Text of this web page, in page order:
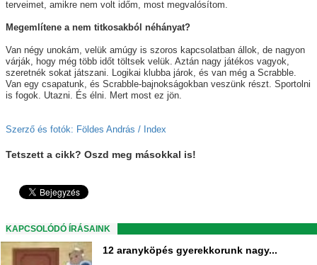
terveimet, amikre nem volt időm, most megvalósítom.
Megemlítene a nem titkosakból néhányat?
Van négy unokám, velük amúgy is szoros kapcsolatban állok, de nagyon
várják, hogy még több időt töltsek velük. Aztán nagy játékos vagyok,
szeretnék sokat játszani. Logikai klubba járok, és van még a Scrabble.
Van egy csapatunk, és Scrabble-bajnokságokban veszünk részt. Sportolni
is fogok. Utazni. És élni. Mert most ez jön.
Szerző és fotók: Földes András / Index
Tetszett a cikk? Oszd meg másokkal is!
KAPCSOLÓDÓ ÍRÁSAINK
12 aranyköpés gyerekkorunk nagy...